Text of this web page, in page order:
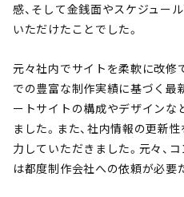
感、そして金銭面やスケジュー
いただけたことでした。
元々社内でサイトを柔軟に改修
での豊富な制作実績に基づく最
ートサイトの構成やデザインな
ました。また、社内情報の更新
力していただきました。元々、
は都度制作会社への依頼が必要